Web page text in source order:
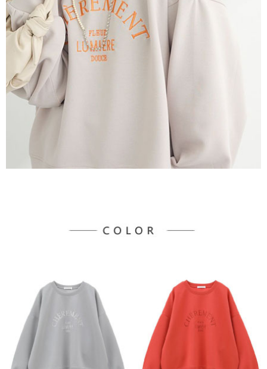
【注意事項】
１．透過由恩沛科技股份有限公司提供之「AFTEE先享後付」服務完成之交
易，需依本服務之必要範圍內提供個人資料，並將交易相關給付款項請求債
權轉讓予恩沛科技股份有限公司。
２．關於個人資料處理事宜，請瀏覽以下網址：
https://aftee.tw/terms/#terms3
３．未成年的使用者請事先徵得法定代理人或監護人之同意方可使用
「AFTEE先享後付」，若未經同意申辦者引起之損失，本公司不負相關責
任。
４．使用「AFTEE先享後付」時，將依據個別帳號之用戶狀況，依本公司即
時審查核予不同之上限額度；若仍有額度不足之情形，本公司將視審查結果
請求用戶進行身份認證。
５．嚴禁一人註冊多個帳號或使用他人資訊註冊。若發現惡意使用之情形，
恩沛科技股份有限公司將有權停止該用戶之使用額度並採取法律行動。
7-11取貨付款
每筆NT$60，滿NT$888(含以上)免運費
7-11純取貨
每筆NT$60，滿NT$888(含以上)免運費
宅配
每筆NT$90，滿NT$888(含以上)免運費